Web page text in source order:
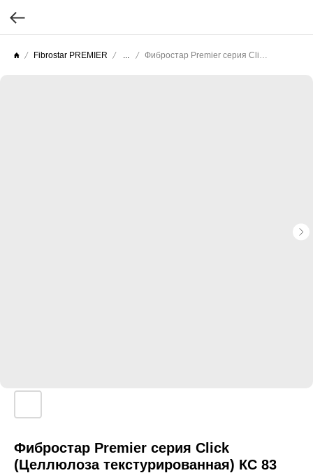
Fibrostar PREMIER
Фибростар Premier серия Click
(Целлюлоза текстурированная) КС 83